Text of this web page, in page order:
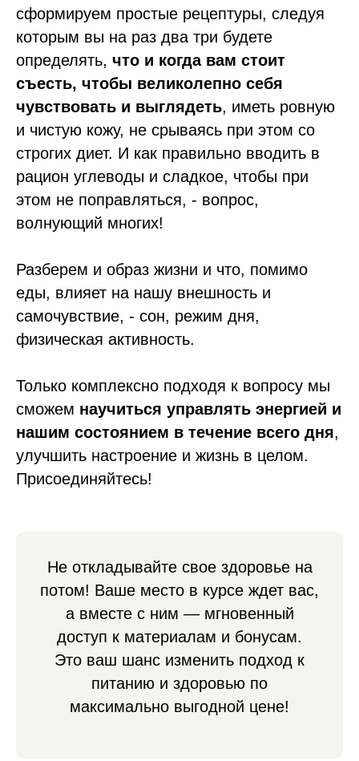
сформируем простые рецептуры, следуя
которым вы на раз два три будете
определять, что и когда вам стоит
съесть, чтобы великолепно себя
чувствовать и выглядеть, иметь ровную
и чистую кожу, не срываясь при этом со
строгих диет. И как правильно вводить в
рацион углеводы и сладкое, чтобы при
этом не поправляться, - вопрос,
волнующий многих!
Разберем и образ жизни и что, помимо
еды, влияет на нашу внешность и
самочувствие, - сон, режим дня,
физическая активность.
Только комплексно подходя к вопросу мы
сможем научиться управлять энергией и
нашим состоянием в течение всего дня,
улучшить настроение и жизнь в целом.
Присоединяйтесь!
Не откладывайте свое здоровье на
потом! Ваше место в курсе ждет вас,
а вместе с ним — мгновенный
доступ к материалам и бонусам.
Это ваш шанс изменить подход к
питанию и здоровью по
максимально выгодной цене!